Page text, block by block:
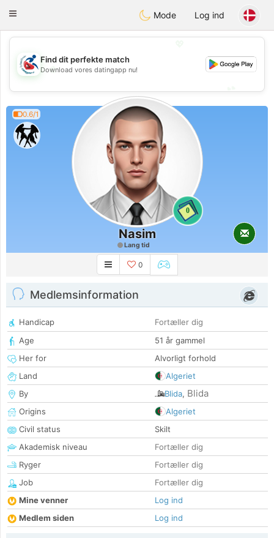
Handi Space
Toggle
Mode Log ind
💖
💕
Find dit perfekte match
Download vores datingapp nu!
0.6/1
0
Nasim
Lang tid
0
Medlemsinformation
Handicap
Fortæller dig
Age
51 år gammel
Her for
Alvorligt forhold
Land
Algeriet
By
Blida, Blida
Origins
Algeriet
Civil status
Skilt
Akademisk niveau
Fortæller dig
Ryger
Fortæller dig
Job
Fortæller dig
Mine venner
Log ind
Medlem siden
Log ind